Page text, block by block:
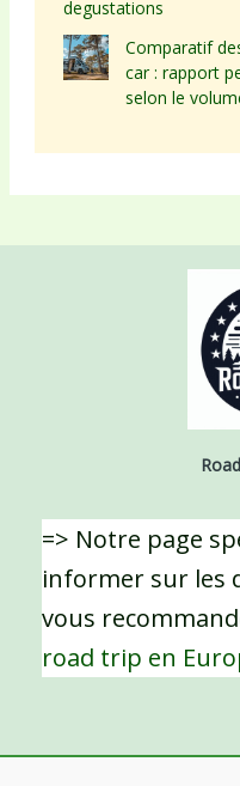
degustations
Comparatif
car : rapport
selon le
=> Notre page
informer sur les
vous
road trip en